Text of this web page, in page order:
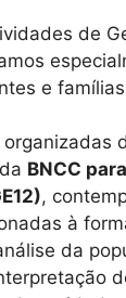
de
e
BNCC
),
à
da